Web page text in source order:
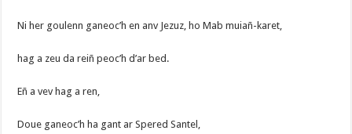
Ni her goulenn ganeoc’h en anv Jezuz, ho Mab muiañ-karet,
hag a zeu da reiñ peoc’h d’ar bed.
Eñ a vev hag a ren,
Doue ganeoc’h ha gant ar Spered Santel,